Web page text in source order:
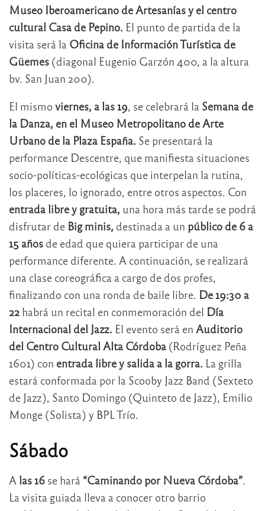
Museo Iberoamericano de Artesanías y el centro
cultural Casa de Pepino. El punto de partida de la
visita será la Oficina de Información Turística de
Güemes (diagonal Eugenio Garzón 400, a la altura
bv. San Juan 200).
El mismo viernes, a las 19, se celebrará la Semana de
la Danza, en el Museo Metropolitano de Arte
Urbano de la Plaza España. Se presentará la
performance Descentre, que manifiesta situaciones
socio-políticas-ecológicas que interpelan la rutina,
los placeres, lo ignorado, entre otros aspectos. Con
entrada libre y gratuita, una hora más tarde se podrá
disfrutar de Big minis, destinada a un público de 6 a
15 años de edad que quiera participar de una
performance diferente. A continuación, se realizará
una clase coreográfica a cargo de dos profes,
finalizando con una ronda de baile libre. De 19:30 a
22 habrá un recital en conmemoración del Día
Internacional del Jazz. El evento será en Auditorio
del Centro Cultural Alta Córdoba (Rodríguez Peña
1601) con entrada libre y salida a la gorra. La grilla
estará conformada por la Scooby Jazz Band (Sexteto
de Jazz), Santo Domingo (Quinteto de Jazz), Emilio
Monge (Solista) y BPL Trío.
Sábado
A las 16 se hará “Caminando por Nueva Córdoba”
La visita guiada lleva a conocer otro barrio